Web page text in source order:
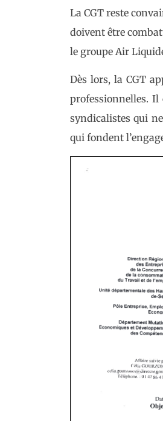
La CGT reste
doivent être
le groupe Air
Dès lors, la CGT
professionnelles. Il
syndicalistes qui
qui fondent